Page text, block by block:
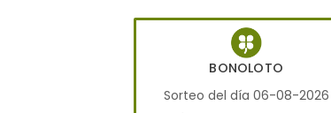
BONOLOTO
Sorteo del día 06-08-2026